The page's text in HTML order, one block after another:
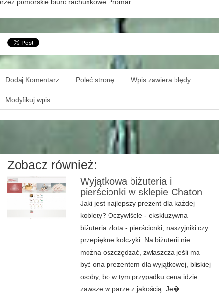
pomorskie biuro rachunkowe Promar.
Dodaj Komentarz Poleć stronę Wpis zawiera błędy
Modyfikuj wpis
Zobacz również:
Wyjątkowa biżuteria i
pierścionki w sklepie Chaton
Jaki jest najlepszy prezent dla każdej
kobiety? Oczywiście - ekskluzywna
biżuteria złota - pierścionki, naszyjniki czy
przepiękne kolczyki. Na biżuterii nie
można oszczędzać, zwłaszcza jeśli ma
być ona prezentem dla wyjątkowej, bliskiej
osoby, bo w tym przypadku cena idzie
zawsze w parze z jakością. Je�...